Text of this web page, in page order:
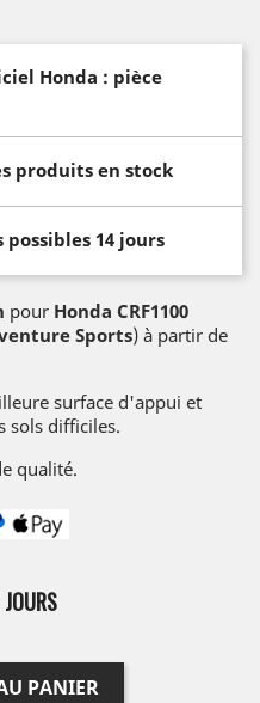
Honda : pièce
produits en stock
14 jours
pour Honda CRF1100
Sports) à partir de
surface d'appui et
sols difficiles.
qualité.
PANIER